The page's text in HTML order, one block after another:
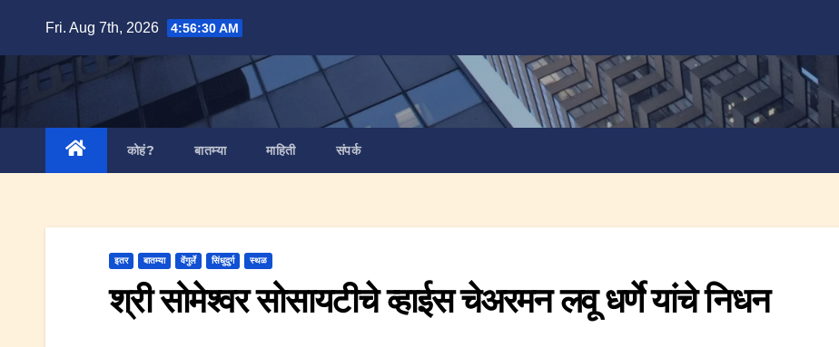
content
Fri. Aug 7th, 2026 4:56:31 AM
कोहं? बातम्या माहिती संपर्क
इतर बातम्या वेंगुर्ले सिंधुदुर्ग स्थळ
श्री सोमेश्वर सोसायटीचे व्हाईस चेअरमन लवू धर्णे यांचे निधन